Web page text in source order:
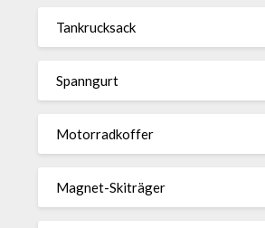
Tan­kruck­sack
Spann­gurt
Motor­rad­koffer
Magnet-Ski­träger